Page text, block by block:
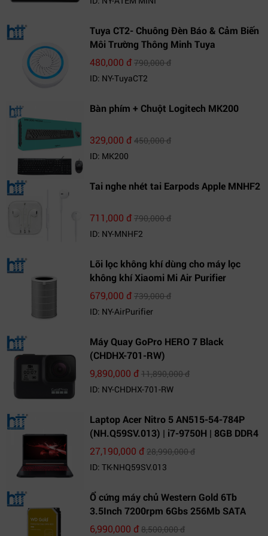
Tuya CT2- Chuông Đèn Báo & Cảm Biến
Môi Trường Thông Minh Tuya
480,000 đ790,000 đ
ID: NY-TuyaCT2
Bàn phím + Chuột Logitech MK200
329,000 đ450,000 đ
ID: MK200
Tai nghe nhét tai Earpods Apple MNHF2
711,000 đ790,000 đ
ID: NY-MNHF2
Lõi lọc không khí dùng cho máy lọc
không khí Xiaomi Mi Air Purifier
679,000 đ739,000 đ
ID: NY-AirPurifier
Máy Quay GoPro HERO 7 Black
(CHDHX-701-RW)
9,890,000 đ11,890,000 đ
ID: NY-CHDHX-701-RW
Laptop Acer Nitro 5 AN515-54-784P
(NH.Q59SV.013) | i7-9750H | 8GB DDR4
| 1TB HDD | GeForce GTX 1650 4GB |
27,190,000 đ28,990,000 đ
ID: TK-NHQ59SV.013
Ổ cứng máy chủ Western Gold 6Tb
3.5Inch 7200rpm 6Gbs 256Mb SATA
(WD6003FRYZ)
6,990,000 đ8,500,000 đ